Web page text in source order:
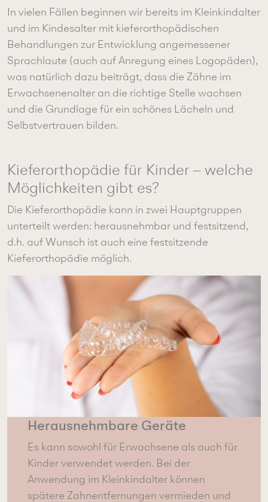
In vielen Fällen beginnen wir bereits im Kleinkindalter
und im Kindesalter mit kieferorthopädischen
Behandlungen zur Entwicklung angemessener
Sprachlaute (auch auf Anregung eines Logopäden),
was natürlich dazu beiträgt, dass die Zähne im
Erwachsenenalter an die richtige Stelle wachsen
und die Grundlage für ein schönes Lächeln und
Selbstvertrauen bilden.
Kieferorthopädie für Kinder – welche
Möglichkeiten gibt es?
Die Kieferorthopädie kann in zwei Hauptgruppen
unterteilt werden: herausnehmbar und festsitzend,
d.h. auf Wunsch ist auch eine festsitzende
Kieferorthopädie möglich.
Herausnehmbare Geräte
Es kann sowohl für Erwachsene als auch für
Kinder verwendet werden. Bei der
Anwendung im Kleinkindalter können
spätere Zahnentfernungen vermieden und